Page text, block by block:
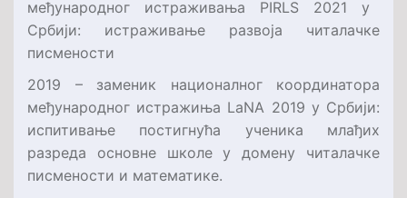
међународног истраживања PIRLS 2021 у
Србији: истраживање развоја читалачке
писмености
2019 – заменик националног координатора
међународног истражиња LaNA 2019 у Србији:
испитивање постигнућа ученика млађих
разреда основне школе у домену читалачке
писмености и математике.